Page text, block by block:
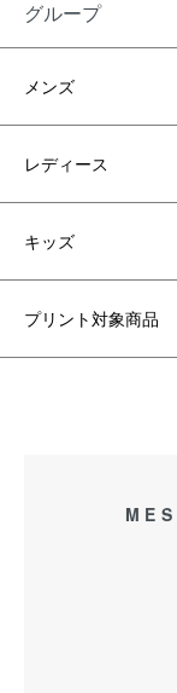
グループ
メンズ
レディース
キッズ
プリント対象商品